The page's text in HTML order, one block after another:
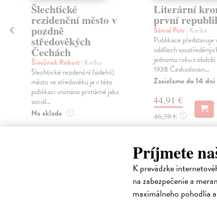
Príjmete
K prevádzke
na zabezpečenie a
maximálneho pohodlia
Šlechtické
rezidenční město v
pozdně
středověkých
Čechách
Šimůnek Róbert| Kniha
Šlechtické rezidenční (sídelní)
město ve středověku je v této
publikaci vnímáno primárně jako
sociál...
Na sklade ?
Literární
první
Šámal Petr| Kniha
Publikace představuje
oddílech
jednomu roku z
1938 Českosloven...
Zasielame do 14 dní
44,91 €
46,30 € ?